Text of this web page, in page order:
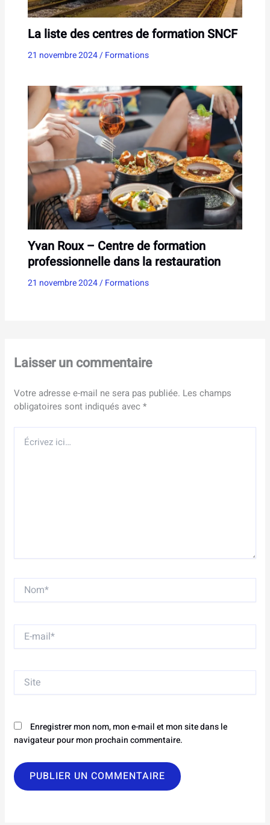
La liste des centres de formation SNCF
21 novembre 2024/Formations
Yvan Roux – Centre de formation
professionnelle dans la restauration
21 novembre 2024/Formations
Laisser un commentaire
Votre adresse e-mail ne sera pas publiée. Les champs
obligatoires sont indiqués avec*
Écrivez
ici…
Nom*
E-
mail*
Site
Enregistrer mon nom, mon e-mail et mon site dans le
navigateur pour mon prochain commentaire.